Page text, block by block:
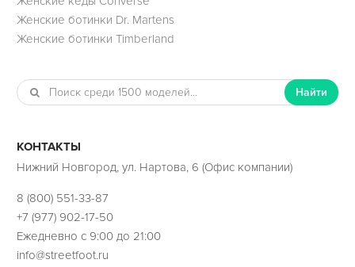
Женские ботинки Dr. Martens
Женские ботинки Timberland
Найти
КОНТАКТЫ
Нижний Новгород, ул. Нартова, 6 (Офис компании)
8 (800) 551-33-87
+7 (977) 902-17-50
Ежедневно с 9:00 до 21:00
info@streetfoot.ru